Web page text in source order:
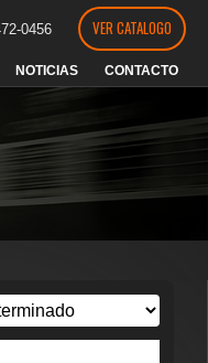
0456 VER CATALOGO
NOTICIAS CONTACTO